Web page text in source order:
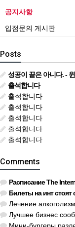
공지사항
입점문의 게시판
Posts
성공이 끝은 아니다. -
출석합니다
출석합니다
출석합니다
출석합니다
출석합니다
출석합니다
Comments
Расписание The
Билеты на инт стоят
Лечение алкоголизма
Лучшее бизнес